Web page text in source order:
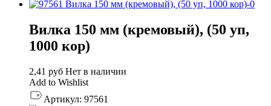
Вилка 150 мм (кремовый), (50 уп,
1000 кор)
2,41 руб Нет в наличии
Add to Wishlist
Артикул: 97561